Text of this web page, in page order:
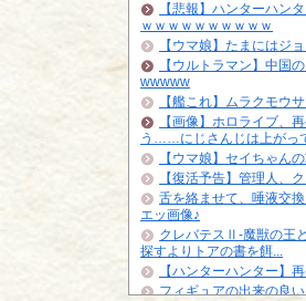
【悲報】ハンターハン
ｗｗｗｗｗｗｗｗｗｗ
【ウマ娘】たまにはジ
【ウルトラマン】中国
wwwww
【艦これ】ムラクモウ
【画像】ホロライブ、
う……にじさんじは上がっ
【ウマ娘】セイちゃん
【復活予告】管理人、
舌を絡ませて、唾液交
エッ画像♪
クレバテスⅡ-魔獣の王
探すよりトアの書を餌...
【ハンターハンター】
フィギュアの出来の良